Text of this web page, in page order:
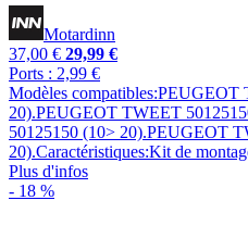
Motardinn
37,00 € 29,99 €
Ports : 2,99 €
Modèles
20).PEUGEOT TWEET
50125150 (10> 20).PEUGEOT
20).Caractéristiques:Kit de
Plus d'infos
- 18 %